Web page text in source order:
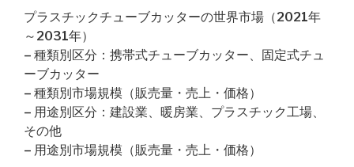
プラスチックチューブカッターの世界市場（2021年
～2031年）
– 種類別区分：携帯式チューブカッター、固定式チュ
ーブカッター
– 種類別市場規模（販売量・売上・価格）
– 用途別区分：建設業、暖房業、プラスチック工場、
その他
– 用途別市場規模（販売量・売上・価格）